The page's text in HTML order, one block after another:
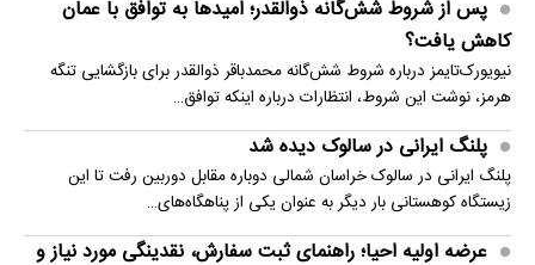
پس از شروط شش‌گانه ذوالقدر؛ امیدها به توافق با عمان
کاهش یافت؟
نیویورک‌تایمز درباره شروط شش‌گانه محمدباقر ذوالقدر برای بازگشایی تنگه
هرمز، نوشت این شروط، انتظارات درباره اینکه توافق…
پلنگ ایرانی در سالوک دیده شد
پلنگ ایرانی در سالوک خراسان شمالی دوباره مقابل دوربین رفت تا این
زیستگاه کوهستانی بار دیگر به عنوان یکی از پناهگاه‌های…
عرضه اولیه احیا؛ راهنمای ثبت سفارش، نقدینگی مورد نیاز و